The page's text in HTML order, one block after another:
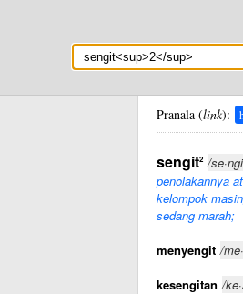
Pranala (link):
sengit2 /
penolakannya
kelompok
sedang marah;
menyengit /
kesengitan /